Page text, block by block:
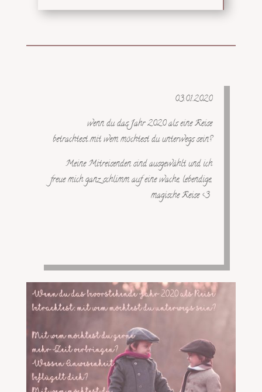
03.01.2020
wenn du das Jahr 2020 als eine Reise
betrachtest…mit wem möchtest du unterwegs sein?
Meine Mitreisenden sind ausgewählt und ich
freue mich ganz schlimm auf eine wache, lebendige,
magische Reise <3